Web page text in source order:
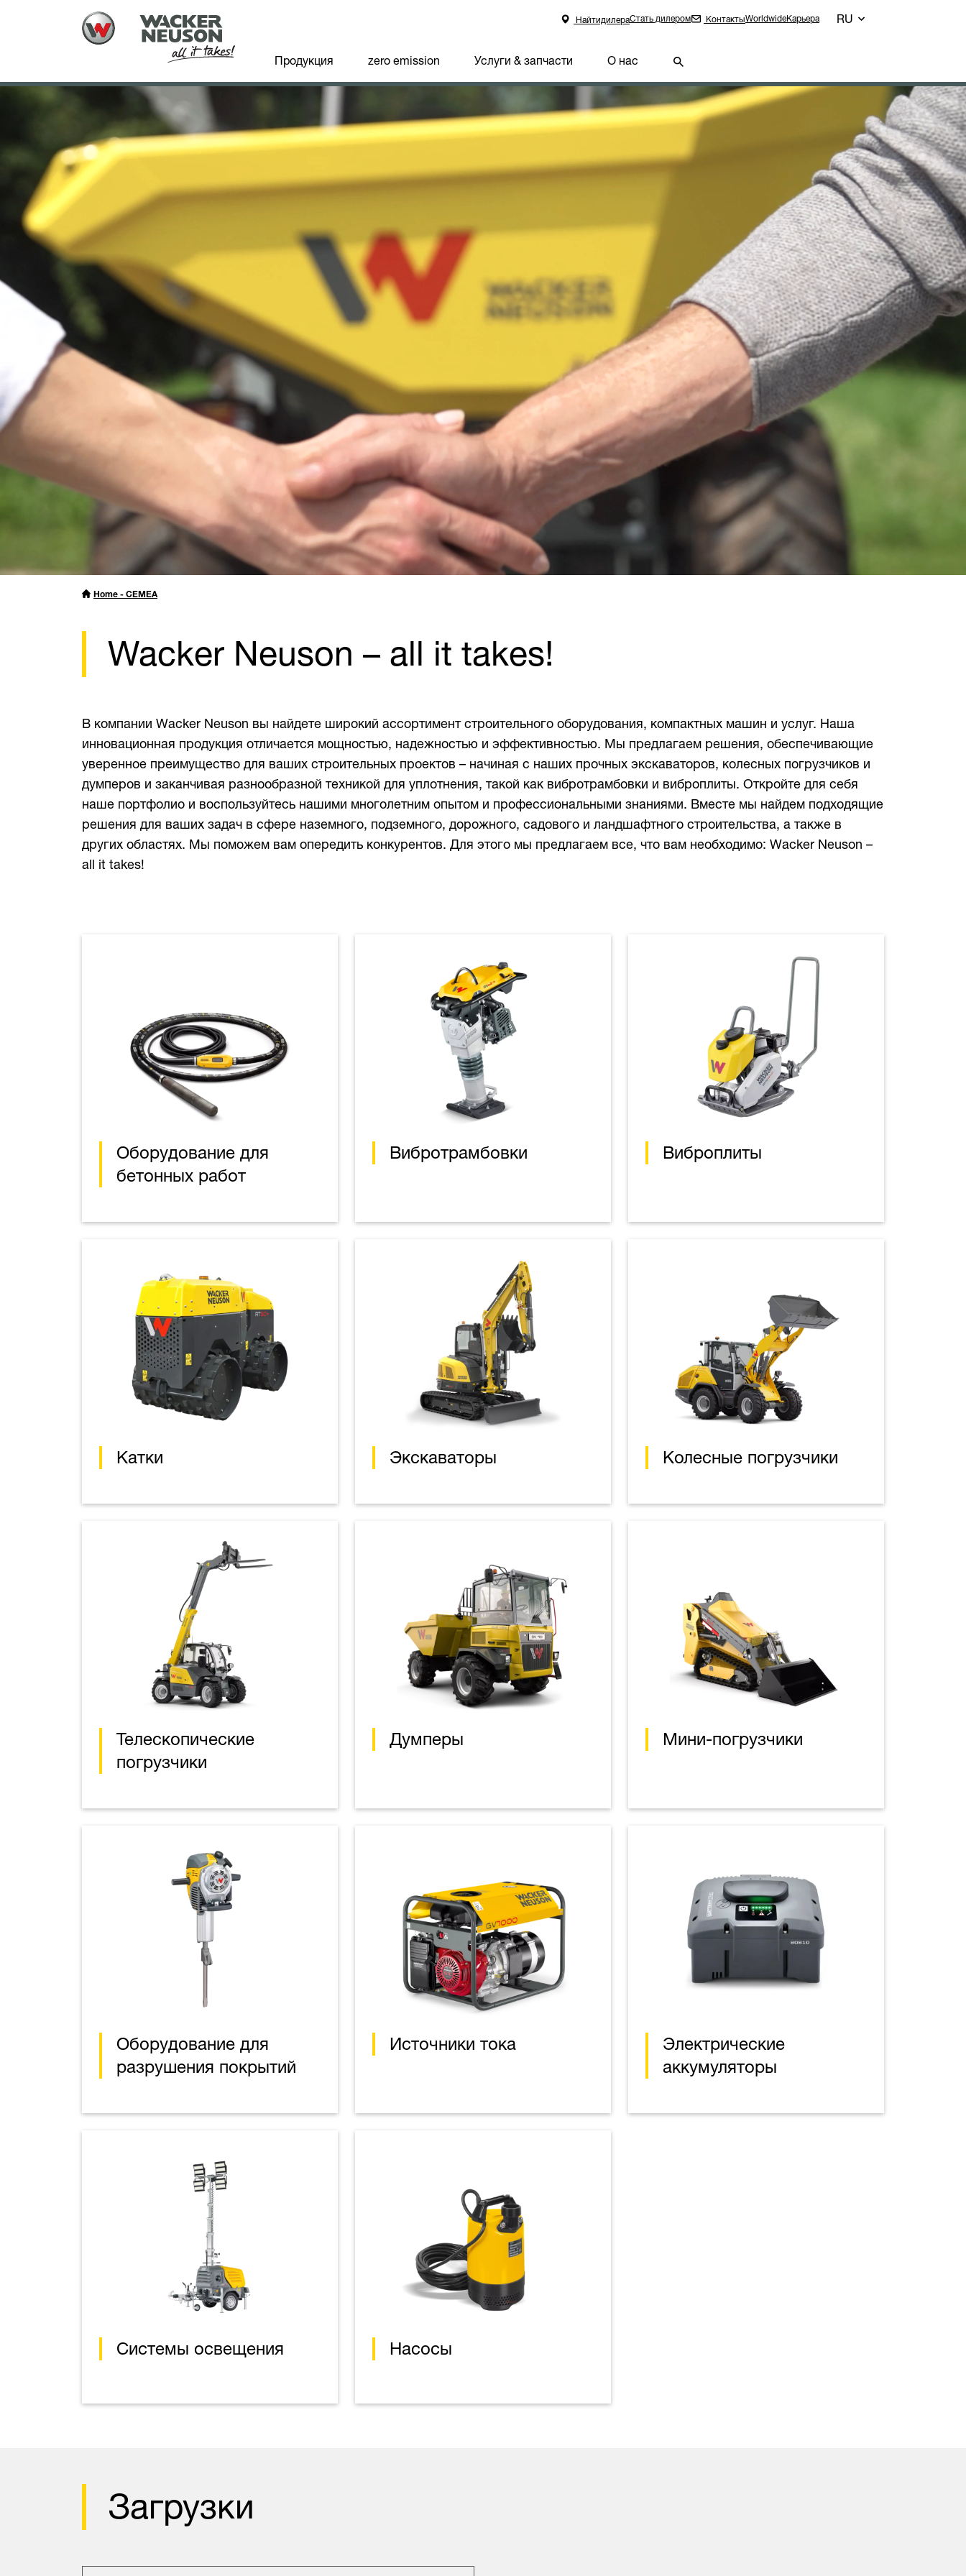
НайтидилераСтать дилером КонтактыWorldwideКарьера RU
Продукция zero emission Услуги & запчасти О нас
Home - CEMEA
Wacker Neuson – all it takes!
В компании Wacker Neuson вы найдете широкий ассортимент строительного оборудования, компактных машин и услуг. Наша
инновационная продукция отличается мощностью, надежностью и эффективностью. Мы предлагаем решения, обеспечивающие
уверенное преимущество для ваших строительных проектов – начиная с наших прочных экскаваторов, колесных погрузчиков и
думперов и заканчивая разнообразной техникой для уплотнения, такой как вибротрамбовки и виброплиты. Откройте для себя
наше портфолио и воспользуйтесь нашими многолетним опытом и профессиональными знаниями. Вместе мы найдем подходящие
решения для ваших задач в сфере наземного, подземного, дорожного, садового и ландшафтного строительства, а также в
других областях. Мы поможем вам опередить конкурентов. Для этого мы предлагаем все, что вам необходимо: Wacker Neuson –
all it takes!
Оборудование для
бетонных работ
Вибротрамбовки Виброплиты
Катки Экскаваторы Колесные погрузчики
Телескопические
погрузчики
Думперы Мини-погрузчики
Оборудование для
разрушения покрытий
Источники тока
Электрические
аккумуляторы
Системы освещения Насосы
Загрузки